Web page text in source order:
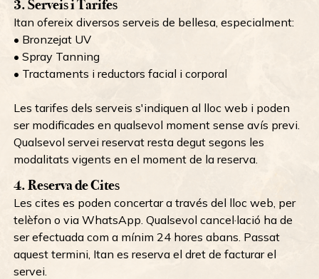
3. Serveis i Tarifes
Itan ofereix diversos serveis de bellesa, especialment:
• Bronzejat UV
• Spray Tanning
• Tractaments i reductors facial i corporal
Les tarifes dels serveis s'indiquen al lloc web i poden
ser modificades en qualsevol moment sense avís previ.
Qualsevol servei reservat resta degut segons les
modalitats vigents en el moment de la reserva.
4. Reserva de Cites
Les cites es poden concertar a través del lloc web, per
telèfon o via WhatsApp. Qualsevol cancel·lació ha de
ser efectuada com a mínim 24 hores abans. Passat
aquest termini, Itan es reserva el dret de facturar el
servei.